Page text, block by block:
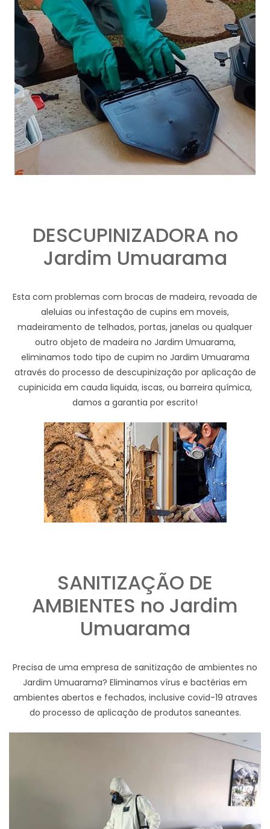
DESCUPINIZADORA no
Jardim Umuarama
Esta com problemas com brocas de madeira, revoada de
aleluias ou infestação de cupins em moveis,
madeiramento de telhados, portas, janelas ou qualquer
outro objeto de madeira no Jardim Umuarama,
eliminamos todo tipo de cupim no Jardim Umuarama
através do processo de descupinização por aplicação de
cupinicida em cauda liquida, iscas, ou barreira química,
damos a garantia por escrito!
SANITIZAÇÃO DE
AMBIENTES no Jardim
Umuarama
Precisa de uma empresa de sanitização de ambientes no
Jardim Umuarama? Eliminamos vírus e bactérias em
ambientes abertos e fechados, inclusive covid-19 atraves
do processo de aplicação de produtos saneantes.